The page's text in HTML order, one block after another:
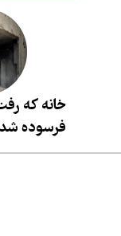
خانه که
فرسوده شد